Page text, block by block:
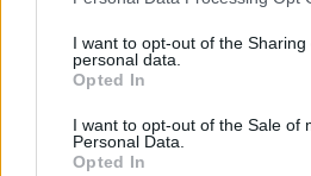
not limited to your visit or usage
grant or deny consent to Google
use your data for below specified
consent section.
I want to opt-out of the Sharing
personal data.
Opted In
I want to opt-out of the Sale of
Personal Data.
Opted In